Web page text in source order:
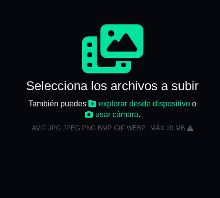
Selecciona los archivos a subir
También puedes explorar desde dispositivo
usar cámara
AVIF JPG JPEG PNG BMP GIF WEBP MÁX 20 MB